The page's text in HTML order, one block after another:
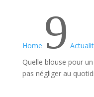
Home 9
Quelle blouse pour
pas négliger au